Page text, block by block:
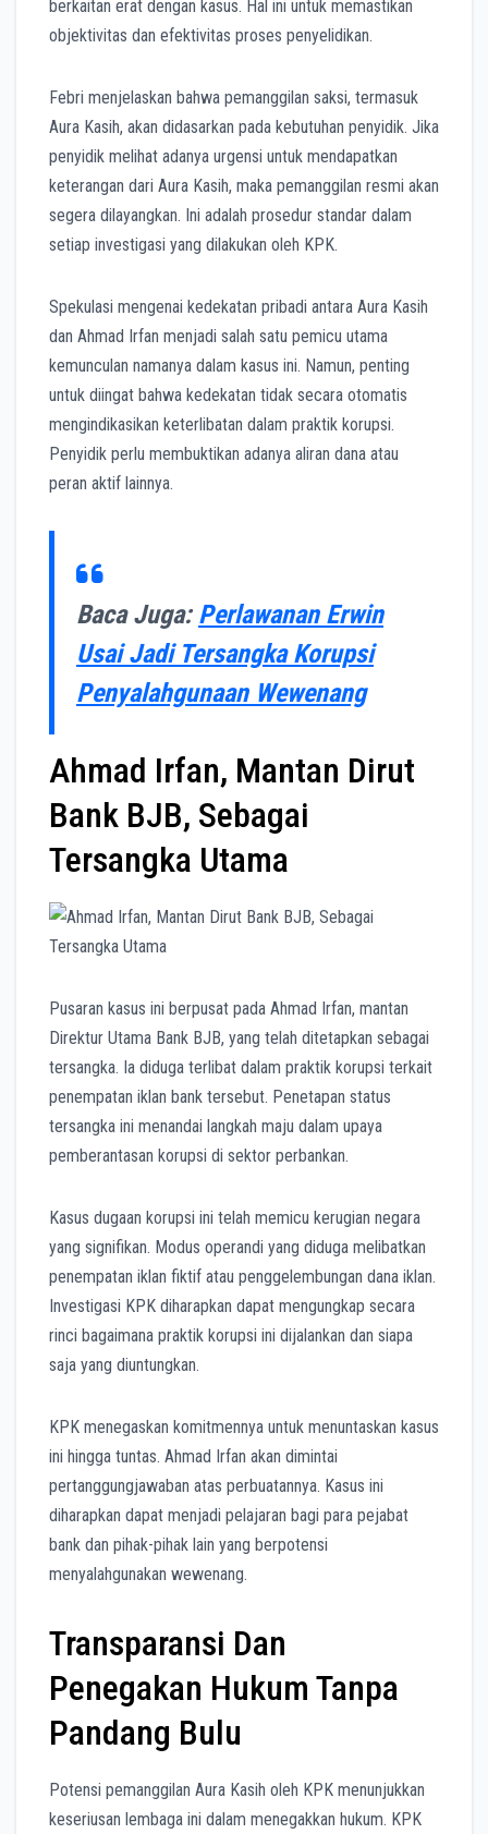
berkaitan erat dengan kasus. Hal ini untuk memastikan
objektivitas dan efektivitas proses penyelidikan.
Febri menjelaskan bahwa pemanggilan saksi, termasuk
Aura Kasih, akan didasarkan pada kebutuhan penyidik. Jika
penyidik melihat adanya urgensi untuk mendapatkan
keterangan dari Aura Kasih, maka pemanggilan resmi akan
segera dilayangkan. Ini adalah prosedur standar dalam
setiap investigasi yang dilakukan oleh KPK.
Spekulasi mengenai kedekatan pribadi antara Aura Kasih
dan Ahmad Irfan menjadi salah satu pemicu utama
kemunculan namanya dalam kasus ini. Namun, penting
untuk diingat bahwa kedekatan tidak secara otomatis
mengindikasikan keterlibatan dalam praktik korupsi.
Penyidik perlu membuktikan adanya aliran dana atau
peran aktif lainnya.
Baca Juga:Perlawanan Erwin
Usai Jadi Tersangka Korupsi
Penyalahgunaan Wewenang
Ahmad Irfan, Mantan Dirut
Bank BJB, Sebagai
Tersangka Utama
Pusaran kasus ini berpusat pada Ahmad Irfan, mantan
Direktur Utama Bank BJB, yang telah ditetapkan sebagai
tersangka. Ia diduga terlibat dalam praktik korupsi terkait
penempatan iklan bank tersebut. Penetapan status
tersangka ini menandai langkah maju dalam upaya
pemberantasan korupsi di sektor perbankan.
Kasus dugaan korupsi ini telah memicu kerugian negara
yang signifikan. Modus operandi yang diduga melibatkan
penempatan iklan fiktif atau penggelembungan dana iklan.
Investigasi KPK diharapkan dapat mengungkap secara
rinci bagaimana praktik korupsi ini dijalankan dan siapa
saja yang diuntungkan.
KPK menegaskan komitmennya untuk menuntaskan kasus
ini hingga tuntas. Ahmad Irfan akan dimintai
pertanggungjawaban atas perbuatannya. Kasus ini
diharapkan dapat menjadi pelajaran bagi para pejabat
bank dan pihak-pihak lain yang berpotensi
menyalahgunakan wewenang.
Transparansi Dan
Penegakan Hukum Tanpa
Pandang Bulu
Potensi pemanggilan Aura Kasih oleh KPK menunjukkan
keseriusan lembaga ini dalam menegakkan hukum. KPK